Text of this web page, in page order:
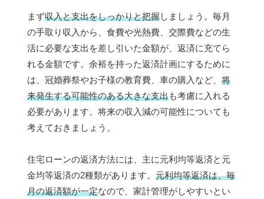
まず収入と支出をしっかりと把握しましょう。毎月
の手取り収入から、食費や光熱費、交際費などの生
活に必要な支出を差し引いた金額が、返済に充てら
れる金額です。余裕を持った返済計画にするために
は、冠婚葬祭やお子様の教育費、車の購入など、 将
来発生する可能性のある大きな支出も考慮に入れる
必要があります。将来の収入減の可能性についても
考えておきましょう。
住宅ローンの返済方法には、主に元利均等返済と元
金均等返済の2種類があります。 元利均等返済は、毎
月の返済額が一定なので、家計管理がしやすいとい